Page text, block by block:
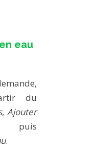
eau
du
, Ajouter
.